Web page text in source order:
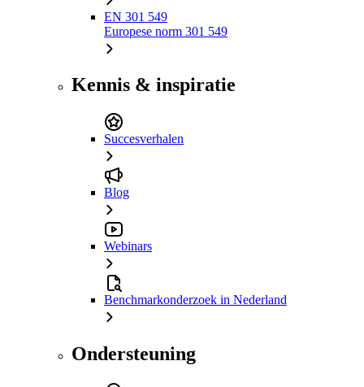
EN 301 549
Europese norm 301 549
Kennis & inspiratie
Succesverhalen
Blog
Webinars
Benchmarkonderzoek in Nederland
Ondersteuning